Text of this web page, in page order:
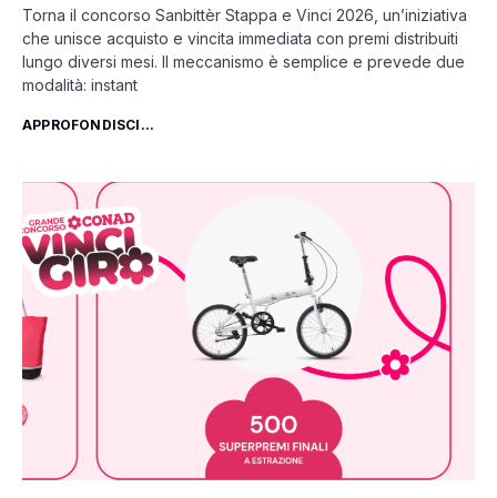
Torna il concorso Sanbittèr Stappa e Vinci 2026, un’iniziativa
che unisce acquisto e vincita immediata con premi distribuiti
lungo diversi mesi. Il meccanismo è semplice e prevede due
modalità: instant
APPROFONDISCI...